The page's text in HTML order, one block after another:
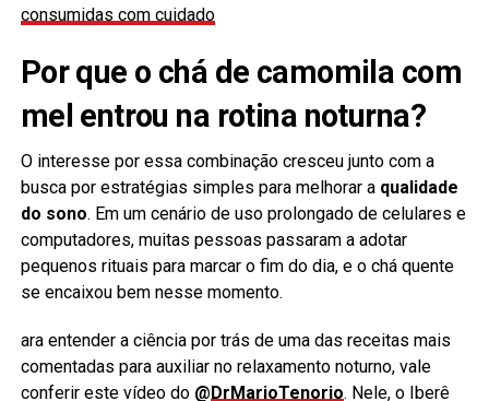
consumidas com cuidado
Por que o chá de camomila com
mel entrou na rotina noturna?
O interesse por essa combinação cresceu junto com a
busca por estratégias simples para melhorar a qualidade
do sono. Em um cenário de uso prolongado de celulares e
computadores, muitas pessoas passaram a adotar
pequenos rituais para marcar o fim do dia, e o chá quente
se encaixou bem nesse momento.
ara entender a ciência por trás de uma das receitas mais
comentadas para auxiliar no relaxamento noturno, vale
conferir este vídeo do @DrMarioTenorio. Nele, o Iberê